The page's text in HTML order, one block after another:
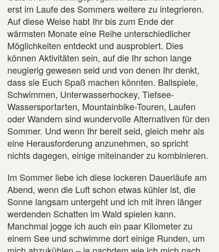
erst im Laufe des Sommers weitere zu integrieren.
Auf diese Weise habt Ihr bis zum Ende der
wärmsten Monate eine Reihe unterschiedlicher
Möglichkeiten entdeckt und ausprobiert. Dies
können Aktivitäten sein, auf die Ihr schon lange
neugierig gewesen seid und von denen Ihr denkt,
dass sie Euch Spaß machen könnten. Ballspiele,
Schwimmen, Unterwasserhockey, Tiefsee-
Wassersportarten, Mountainbike-Touren, Laufen
oder Wandern sind wundervolle Alternativen für den
Sommer. Und wenn Ihr bereit seid, gleich mehr als
eine Herausforderung anzunehmen, so spricht
nichts dagegen, einige miteinander zu kombinieren.
Im Sommer liebe ich diese lockeren Dauerläufe am
Abend, wenn die Luft schon etwas kühler ist, die
Sonne langsam untergeht und ich mit ihren länger
werdenden Schatten im Wald spielen kann.
Manchmal jogge ich auch ein paar Kilometer zu
einem See und schwimme dort einige Runden, um